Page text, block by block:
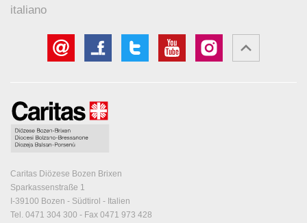
italiano
Caritas Diözese Bozen Brixen
Sparkassenstraße 1
I-39100 Bozen - Südtirol - Italien
Tel. 0471 304 300 - Fax 0471 973 428